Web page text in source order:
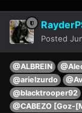
Posted
@ALBREIN
@arielzurdo
@blacktrooper92
@CABEZO [Goz-